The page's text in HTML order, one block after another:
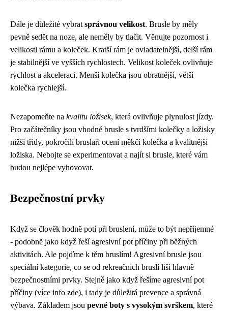
Dále je důležité vybrat správnou velikost. Brusle by měly
pevně sedět na noze, ale neměly by tlačit. Věnujte pozornost i
velikosti rámu a koleček. Kratší rám je ovladatelnější, delší rám
je stabilnější ve vyšších rychlostech. Velikost koleček ovlivňuje
rychlost a akceleraci. Menší kolečka jsou obratnější, větší
kolečka rychlejší.
Nezapomeňte na kvalitu ložisek, která ovlivňuje plynulost jízdy.
Pro začátečníky jsou vhodné brusle s tvrdšími kolečky a ložisky
nižší třídy, pokročilí bruslaři ocení měkčí kolečka a kvalitnější
ložiska. Nebojte se experimentovat a najít si brusle, které vám
budou nejlépe vyhovovat.
Bezpečnostní prvky
Když se člověk hodně potí při bruslení, může to být nepříjemné
- podobně jako když řeší agresivní pot příčiny při běžných
aktivitách. Ale pojďme k těm bruslím! Agresivní brusle jsou
speciální kategorie, co se od rekreačních bruslí liší hlavně
bezpečnostními prvky. Stejně jako když řešíme agresivní pot
příčiny (více info zde), i tady je důležitá prevence a správná
výbava. Základem jsou pevné boty s vysokým svrškem, které